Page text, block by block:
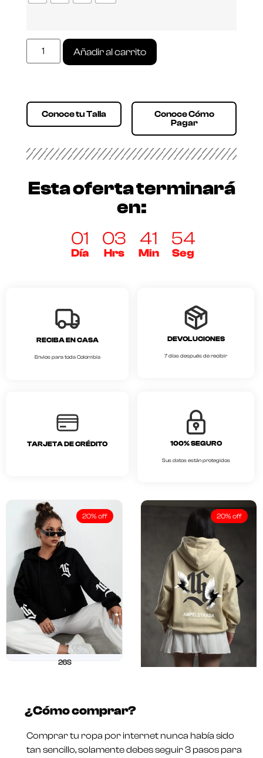
Añadir al carrito
Conoce tu Talla
Conoce Cómo
Pagar
Esta oferta terminará
en:
01
Día
03
Hrs
41
Min
54
Seg
RECIBA EN CASA
Envios para toda Colombia
DEVOLUCIONES
7 días después de recibir
TARJETA DE CRÉDITO 100% SEGURO
Sus datos están protegidos
20% off
26S
en
0
20% off
de
5
¿Cómo comprar?
Comprar tu ropa por internet nunca había sido
tan sencillo, solamente debes seguir 3 pasos para